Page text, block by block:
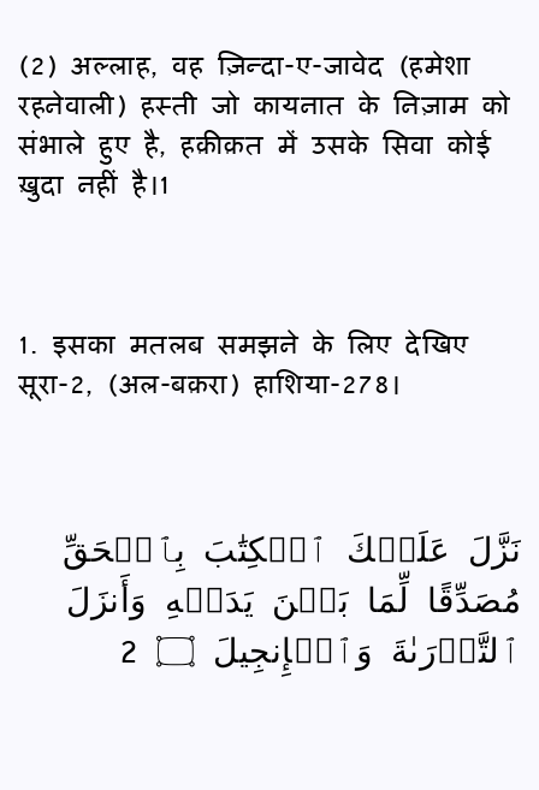
(2) अल्लाह, वह ज़िन्दा-ए-जावेद (हमेशा
रहनेवाली) हस्ती जो कायनात के निज़ाम को
संभाले हुए है, हक़ीक़त में उसके सिवा कोई
ख़ुदा नहीं है।1
1. इसका मतलब समझने के लिए देखिए
सूरा-2, (अल-बक़रा) हाशिया-278।
نَزَّلَ عَلَيۡكَ ٱلۡكِتَٰبَ بِٱلۡحَقِّ
مُصَدِّقًا لِّمَا بَيۡنَ يَدَيۡهِ وَأَنزَلَ
ٱلتَّوۡرَىٰةَ وَٱلۡإِنجِيلَ ۝ 2